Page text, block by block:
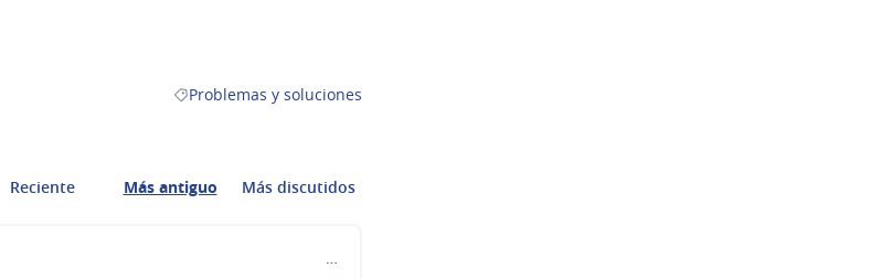
Resultados al filtrar por la categoría: Problemas y soluciones
Problemas y soluciones
Reciente Más antiguo Más discutidos
…